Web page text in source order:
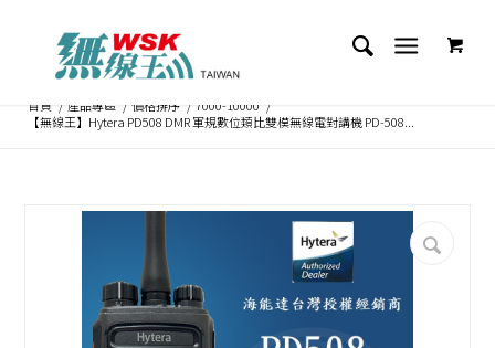
首頁 / 產品專區 / 價格排序 / 7000-10000 /
【無線王】Hytera PD508 DMR 軍規數位類比雙模無線電對講機 PD-508...